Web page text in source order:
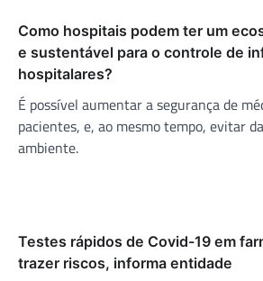
Como hospitais podem ter um
e sustentável para o controle de
hospitalares?
É possível aumentar a segurança de
pacientes, e, ao mesmo tempo, evitar
ambiente.
Testes rápidos de Covid-19 em
trazer riscos, informa entidade